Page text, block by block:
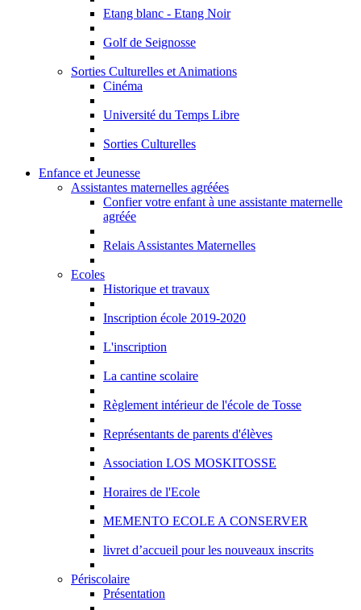
Etang blanc - Etang Noir
Golf de Seignosse
Sorties Culturelles et Animations
Cinéma
Université du Temps Libre
Sorties Culturelles
Enfance et Jeunesse
Assistantes maternelles agréées
Confier votre enfant à une assistante maternelle
agréée
Relais Assistantes Maternelles
Ecoles
Historique et travaux
Inscription école 2019-2020
L'inscription
La cantine scolaire
Règlement intérieur de l'école de Tosse
Représentants de parents d'élèves
Association LOS MOSKITOSSE
Horaires de l'Ecole
MEMENTO ECOLE A CONSERVER
livret d’accueil pour les nouveaux inscrits
Périscolaire
Présentation